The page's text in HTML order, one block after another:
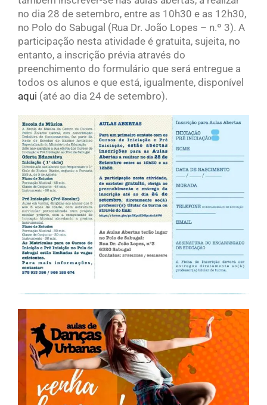
no dia 28 de setembro, entre as 10h30 e as 12h30,
no Polo do Sabugal (Rua Dr. João Lopes – n.º 3). A
participação nesta atividade é gratuita, sujeita, no
entanto, a inscrição prévia através do
preenchimento do formulário que será entregue a
todos os alunos e que está, igualmente, disponível
aqui (até ao dia 24 de setembro).